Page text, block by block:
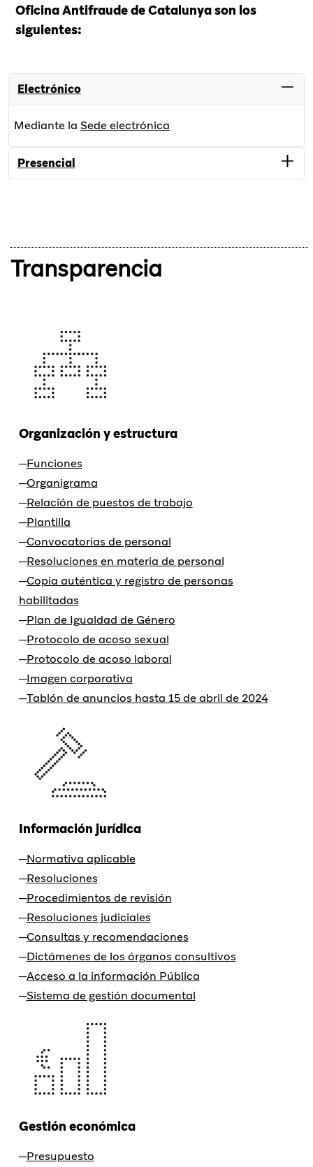
Oficina Antifraude de Catalunya son los
siguientes:
Electrónico
Mediante laSede electrónica
Presencial
bustiaoac@antifrau.cat
Transparencia
Organización y estructura
Funciones
Organigrama
Relación de puestos de trabajo
Plantilla
Convocatorias de personal
Resoluciones en materia de personal
Copia auténtica y registro de personas
habilitadas
Plan de Igualdad de Género
Protocolo de acoso sexual
Protocolo de acoso laboral
Imagen corporativa
Tablón de anuncios hasta 15 de abril de 2024
Información jurídica
Normativa aplicable
Resoluciones
Procedimientos de revisión
Resoluciones judiciales
Consultas y recomendaciones
Dictámenes de los órganos consultivos
Acceso a la información Pública
Sistema de gestión documental
Gestión económica
Presupuesto